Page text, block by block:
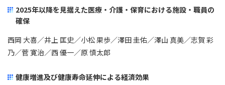
2025年以降を見据えた医療・介護・保育における施設・職員の
確保
西岡 大喜／井上 匡史／小松 果歩／澤田 圭佑／澤山 真美／志賀 彩
乃／菅 寛治／西 優一／原 慎太郎
健康増進及び健康寿命延伸による経済効果